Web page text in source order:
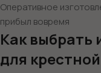
Оперативное
прибыл вовремя
Как выбрать
для